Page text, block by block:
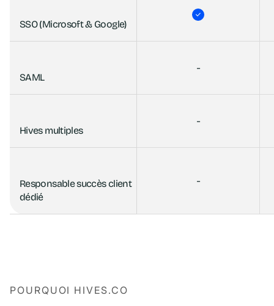
SSO (Microsoft & Google)
SAML
-
Hives multiples
-
Responsable succès client
dédié
-
POURQUOI HIVES.CO